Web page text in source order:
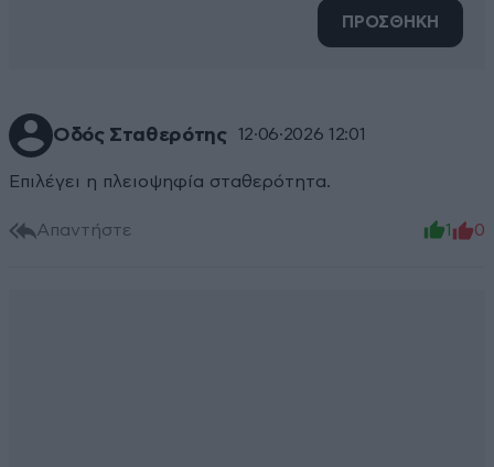
ΠΡΟΣΘΗΚΗ
Οδός Σταθερότης 12·06·2026 12:01
Επιλέγει η πλειοψηφία σταθερότητα.
Απαντήστε 1 0